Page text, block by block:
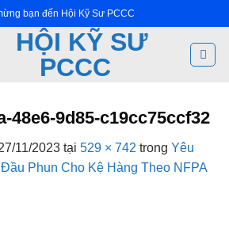
bạn đến Hội Kỹ Sư PCCC
48e6-9d85-c19cc75ccf32
11/2023 tại 529 × 742 trong Yêu
Phun Cho Kệ Hàng Theo NFPA